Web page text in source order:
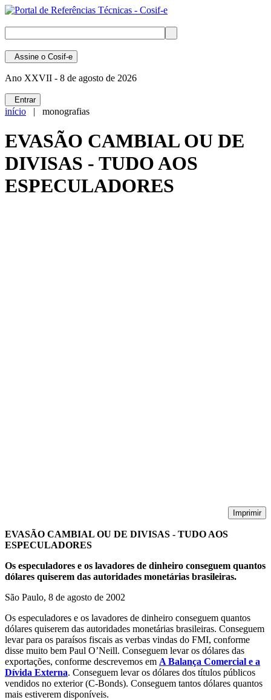
Assine o Cosif-e
Ano XXVII - 8 de agosto de 2026
Entrar
início | monografias
EVASÃO CAMBIAL OU DE
DIVISAS - TUDO AOS
ESPECULADORES
Imprimir
EVASÃO CAMBIAL OU DE DIVISAS - TUDO AOS
ESPECULADORES
Os especuladores e os lavadores de dinheiro conseguem quantos
dólares quiserem das autoridades monetárias brasileiras.
São Paulo, 8 de agosto de 2002
Os especuladores e os lavadores de dinheiro conseguem quantos
dólares quiserem das autoridades monetárias brasileiras. Conseguem
levar para os paraísos fiscais as verbas vindas do FMI, conforme
disse muito bem Paul O’Neill. Conseguem levar os dólares das
exportações, conforme descrevemos em A Balança Comercial e a
Dívida Externa. Conseguem levar os dólares dos títulos públicos
vendidos no exterior (C-Bonds). Conseguem tantos dólares quantos
mais estiverem disponíveis.